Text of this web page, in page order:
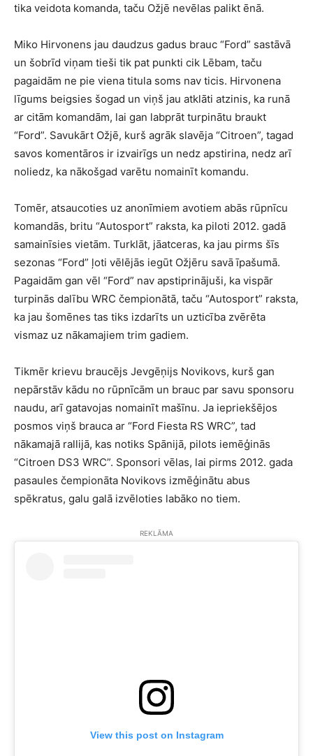
tika veidota komanda, taču Ožjē nevēlas palikt ēnā.
Miko Hirvonens jau daudzus gadus brauc “Ford” sastāvā
un šobrīd viņam tieši tik pat punkti cik Lēbam, taču
pagaidām ne pie viena titula soms nav ticis. Hirvonena
līgums beigsies šogad un viņš jau atklāti atzinis, ka runā
ar citām komandām, lai gan labprāt turpinātu braukt
“Ford”. Savukārt Ožjē, kurš agrāk slavēja “Citroen”, tagad
savos komentāros ir izvairīgs un nedz apstirina, nedz arī
noliedz, ka nākošgad varētu nomainīt komandu.
Tomēr, atsaucoties uz anonīmiem avotiem abās rūpnīcu
komandās, britu “Autosport” raksta, ka piloti 2012. gadā
samainīsies vietām. Turklāt, jāatceras, ka jau pirms šīs
sezonas “Ford” ļoti vēlējās iegūt Ožjēru savā īpašumā.
Pagaidām gan vēl “Ford” nav apstiprinājuši, ka vispār
turpinās dalību WRC čempionātā, taču “Autosport” raksta,
ka jau šomēnes tas tiks izdarīts un uzticība zvērēta
vismaz uz nākamajiem trim gadiem.
Tikmēr krievu braucējs Jevgēņijs Novikovs, kurš gan
nepārstāv kādu no rūpnīcām un brauc par savu sponsoru
naudu, arī gatavojas nomainīt mašīnu. Ja iepriekšējos
posmos viņš brauca ar “Ford Fiesta RS WRC”, tad
nākamajā rallijā, kas notiks Spānijā, pilots iemēģinās
“Citroen DS3 WRC”. Sponsori vēlas, lai pirms 2012. gada
pasaules čempionāta Novikovs izmēģinātu abus
spēkratus, galu galā izvēloties labāko no tiem.
REKLĀMA
View this post on Instagram